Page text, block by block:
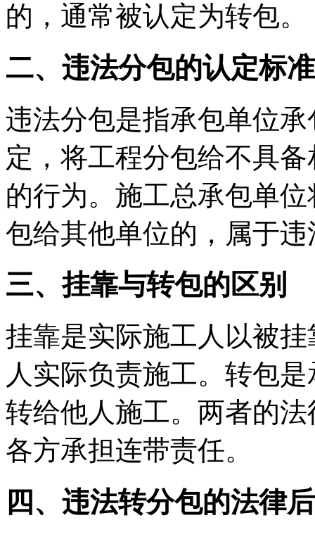
的，通常被认定为转包。
二、违法分包的认定标准
违法分包是指承包单位
定，将工程分包给不具
的行为。施工总承包单
包给其他单位的，属于
三、挂靠与转包的区别
挂靠是实际施工人以被
人实际负责施工。转包
转给他人施工。两者的
各方承担连带责任。
四、违法转分包的法律